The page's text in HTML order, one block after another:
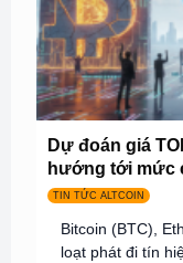
Dự đoán giá
hướng tới mức
TIN TỨC ALTCOIN
Bitcoin (BTC),
loạt phát đi tín